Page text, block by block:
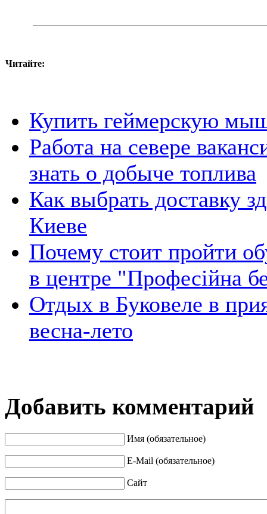
Читайте:
Купить геймерскую
Работа на севере
знать о добыче топлива
Как выбрать доставку
Киеве
Почему стоит пройти
в центре "Професійна
Отдых в Буковеле в
весна-лето
Добавить комментарий
Имя (обязательное)
E-Mail (обязательное)
Сайт